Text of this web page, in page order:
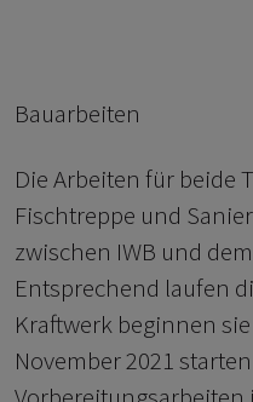
Bauarbeiten
Die Arbeiten für beide
Fischtreppe und
zwischen IWB und
Entsprechend laufen
Kraftwerk beginnen
November 2021